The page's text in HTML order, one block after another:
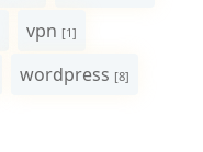
vpn [1]
wordpress [8]